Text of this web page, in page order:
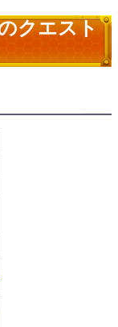
クエスト